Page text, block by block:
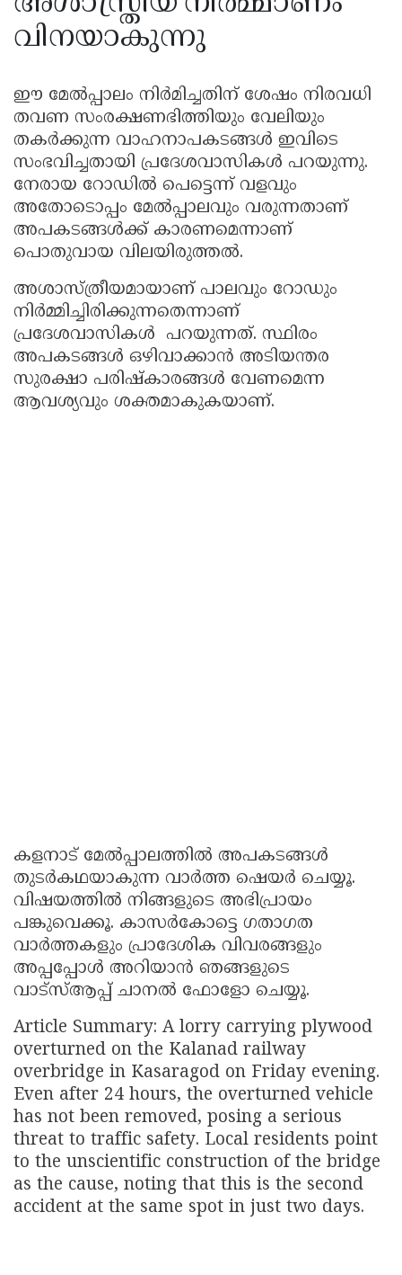
വിനയാകുന്നു
ഈ മേൽപ്പാലം നിർമിച്ചതിന് ശേഷം നിരവധി
തവണ സംരക്ഷണഭിത്തിയും വേലിയും
തകർക്കുന്ന വാഹനാപകടങ്ങൾ ഇവിടെ
സംഭവിച്ചതായി പ്രദേശവാസികള്‍ പറയുന്നു.
നേരായ റോഡിൽ പെട്ടെന്ന് വളവും
അതോടൊപ്പം മേൽപ്പാലവും വരുന്നതാണ്
അപകടങ്ങൾക്ക് കാരണമെന്നാണ്
പൊതുവായ വിലയിരുത്തൽ.
അശാസ്ത്രീയമായാണ് പാലവും റോഡും
നിർമ്മിച്ചിരിക്കുന്നതെന്നാണ്
പ്രദേശവാസികള്‍ പറയുന്നത്. സ്ഥിരം
അപകടങ്ങൾ ഒഴിവാക്കാൻ അടിയന്തര
സുരക്ഷാ പരിഷ്കാരങ്ങൾ വേണമെന്ന
ആവശ്യവും ശക്തമാകുകയാണ്.
കളനാട് മേൽപ്പാലത്തിൽ അപകടങ്ങൾ
തുടർകഥയാകുന്ന വാർത്ത ഷെയർ ചെയ്യൂ.
വിഷയത്തില്‍ നിങ്ങളുടെ അഭിപ്രായം
പങ്കുവെക്കൂ. കാസർകോട്ടെ ഗതാഗത
വാർത്തകളും പ്രാദേശിക വിവരങ്ങളും
അപ്പപ്പോൾ അറിയാൻ ഞങ്ങളുടെ
വാട്സ്ആപ്പ് ചാനൽ ഫോളോ ചെയ്യൂ.
Article Summary: A lorry carrying plywood
overturned on the Kalanad railway
overbridge in Kasaragod on Friday evening.
Even after 24 hours, the overturned vehicle
has not been removed, posing a serious
threat to traffic safety. Local residents point
to the unscientific construction of the bridge
as the cause, noting that this is the second
accident at the same spot in just two days.